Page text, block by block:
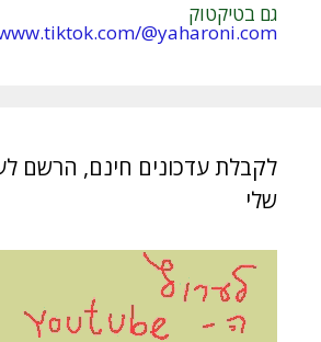
גם בטיקטוק
@yaharoni.com
לקבלת עדכונים חינם, הרשם
שלי